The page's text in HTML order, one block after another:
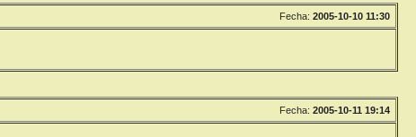
Fecha: 2005-10-10 11:30
Fecha: 2005-10-11 19:14